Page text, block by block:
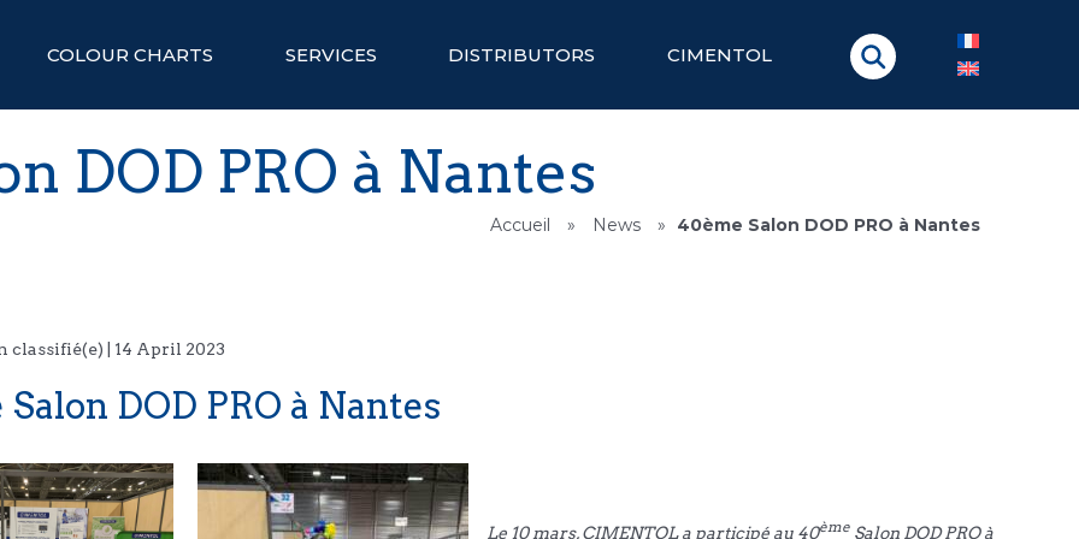
COLOUR CHARTS SERVICES DISTRIBUTORS CIMENTOL
DOD PRO à Nantes
Accueil » News » 40ème Salon DOD PRO à Nantes
classifié(e) | 14 April 2023
DOD PRO à Nantes
Le 10 mars, CIMENTOL a participé au 40èmeSalon DOD PRO à